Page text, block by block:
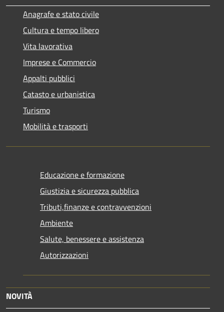
Anagrafe e stato civile
Cultura e tempo libero
Vita lavorativa
Imprese e Commercio
Appalti pubblici
Catasto e urbanistica
Turismo
Mobilità e trasporti
Educazione e formazione
Giustizia e sicurezza pubblica
Tributi,finanze e contravvenzioni
Ambiente
Salute, benessere e assistenza
Autorizzazioni
NOVITÀ